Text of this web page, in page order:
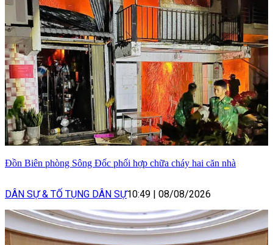
Đồn Biên phòng Sông Đốc phối hợp chữa cháy hai căn nhà
DÂN SỰ & TỐ TỤNG DÂN SỰ10:49 08/08/2026